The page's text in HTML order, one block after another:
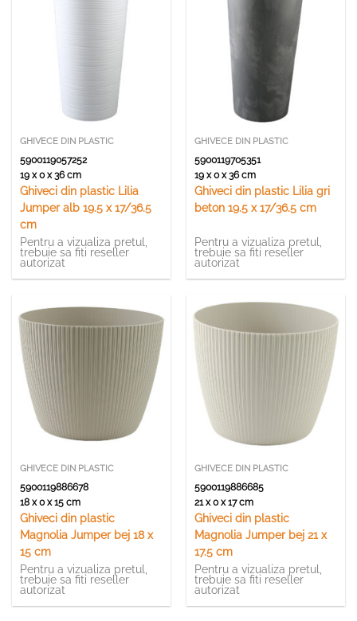
GHIVECE DIN PLASTIC
5900119057252
19 x 0 x 36 cm
Ghiveci din plastic Lilia
Jumper alb 19.5 x 17/36.5
cm
Pentru a vizualiza pretul,
trebuie sa fiti reseller
autorizat
GHIVECE DIN PLASTIC
5900119705351
19 x 0 x 36 cm
Ghiveci din plastic Lilia gri
beton 19.5 x 17/36.5 cm
Pentru a vizualiza pretul,
trebuie sa fiti reseller
autorizat
GHIVECE DIN PLASTIC
5900119886678
18 x 0 x 15 cm
Ghiveci din plastic
Magnolia Jumper bej 18 x
15 cm
Pentru a vizualiza pretul,
trebuie sa fiti reseller
autorizat
GHIVECE DIN PLASTIC
5900119886685
21 x 0 x 17 cm
Ghiveci din plastic
Magnolia Jumper bej 21 x
17.5 cm
Pentru a vizualiza pretul,
trebuie sa fiti reseller
autorizat